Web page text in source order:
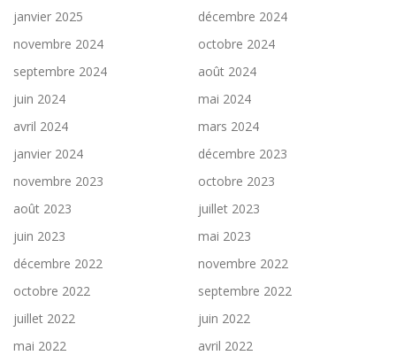
janvier 2025
décembre 2024
novembre 2024
octobre 2024
septembre 2024
août 2024
juin 2024
mai 2024
avril 2024
mars 2024
janvier 2024
décembre 2023
novembre 2023
octobre 2023
août 2023
juillet 2023
juin 2023
mai 2023
décembre 2022
novembre 2022
octobre 2022
septembre 2022
juillet 2022
juin 2022
mai 2022
avril 2022